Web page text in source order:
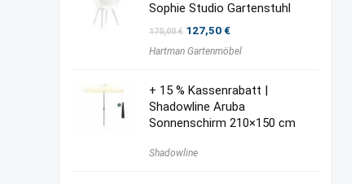
Sophie Studio Gartenstuhl
170,00€ Ursprünglicher
war:
127,50€Aktueller
ist:
Hartman Gartenmöbel
+ 15 % Kassenrabatt |
Shadowline Aruba
Sonnenschirm 210×150 cm
Shadowline